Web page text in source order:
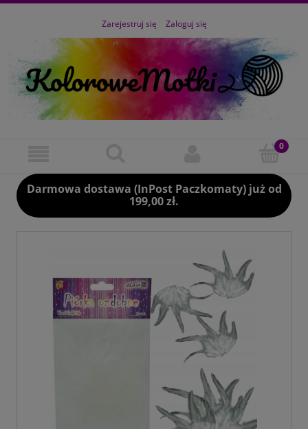
Zarejestruj się Zaloguj się
Darmowa dostawa (InPost Paczkomaty) już od
199,00 zł.